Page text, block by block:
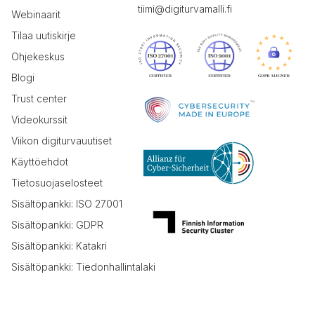
Webinaarit
Tilaa uutiskirje
Ohjekeskus
Blogi
Trust center
Videokurssit
Viikon digiturvauutiset
Käyttöehdot
Tietosuojaselosteet
Sisältöpankki: ISO 27001
Sisältöpankki: GDPR
Sisältöpankki: Katakri
Sisältöpankki: Tiedonhallintalaki
tiimi@digiturvamalli.fi